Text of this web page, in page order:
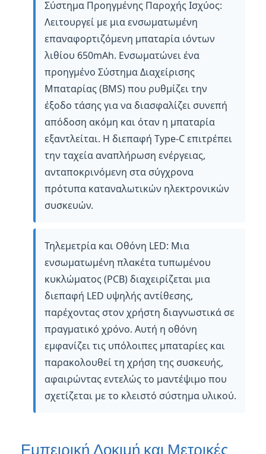
Σύστημα Προηγμένης Παροχής Ισχύος:
Λειτουργεί με μια ενσωματωμένη
επαναφορτιζόμενη μπαταρία ιόντων
λιθίου 650mAh. Ενσωματώνει ένα
προηγμένο Σύστημα Διαχείρισης
Μπαταρίας (BMS) που ρυθμίζει την
έξοδο τάσης για να διασφαλίζει συνεπή
απόδοση ακόμη και όταν η μπαταρία
εξαντλείται. Η διεπαφή Type-C επιτρέπει
την ταχεία αναπλήρωση ενέργειας,
ανταποκρινόμενη στα σύγχρονα
πρότυπα καταναλωτικών ηλεκτρονικών
συσκευών.
Τηλεμετρία και Οθόνη LED: Μια
ενσωματωμένη πλακέτα τυπωμένου
κυκλώματος (PCB) διαχειρίζεται μια
διεπαφή LED υψηλής αντίθεσης,
παρέχοντας στον χρήστη διαγνωστικά σε
πραγματικό χρόνο. Αυτή η οθόνη
εμφανίζει τις υπόλοιπες μπαταρίες και
παρακολουθεί τη χρήση της συσκευής,
αφαιρώντας εντελώς το μαντέψιμο που
σχετίζεται με το κλειστό σύστημα υλικού.
Εμπειρική Δοκιμή και Μετρικές